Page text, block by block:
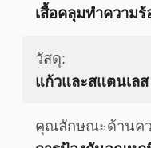
เสื้อคลุมทำความ
วัสดุ:
แก้วและสแตนเลส
คุณลักษณะด้านค